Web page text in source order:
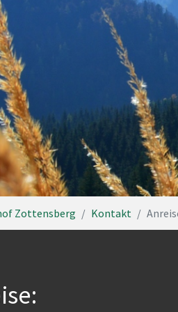
Zottensberg Kontakt